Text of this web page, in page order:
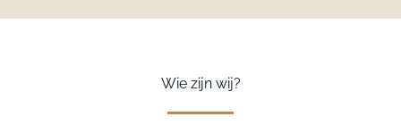
Wie zijn wij?